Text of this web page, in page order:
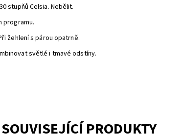
stupňů Celsia. Nebělit.
programu.
žehlení s párou opatrně.
světlé i tmavé odstíny.
SOUVISEJÍCÍ PRODUKTY